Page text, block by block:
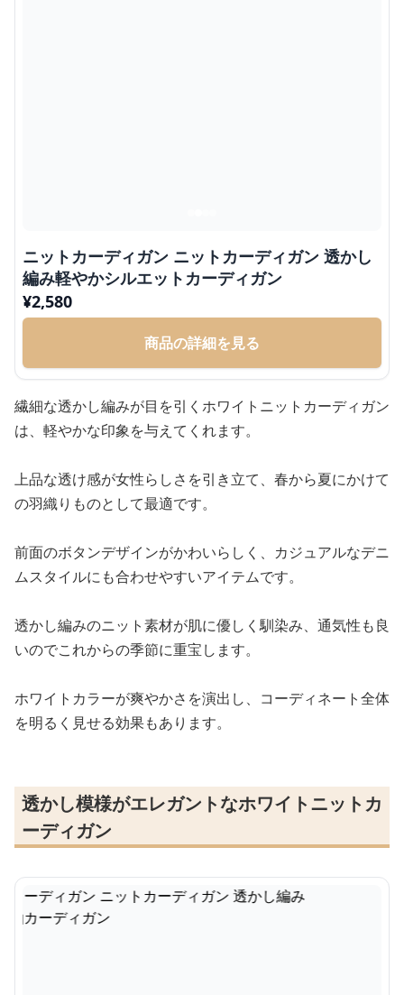
ニットカーディガン ニットカーディガン 透かし
編み軽やかシルエットカーディガン
¥2,580
商品の詳細を見る
繊細な透かし編みが目を引くホワイトニットカーディガン
は、軽やかな印象を与えてくれます。
上品な透け感が女性らしさを引き立て、春から夏にかけて
の羽織りものとして最適です。
前面のボタンデザインがかわいらしく、カジュアルなデニ
ムスタイルにも合わせやすいアイテムです。
透かし編みのニット素材が肌に優しく馴染み、通気性も良
いのでこれからの季節に重宝します。
ホワイトカラーが爽やかさを演出し、コーディネート全体
を明るく見せる効果もあります。
透かし模様がエレガントなホワイトニットカ
ーディガン